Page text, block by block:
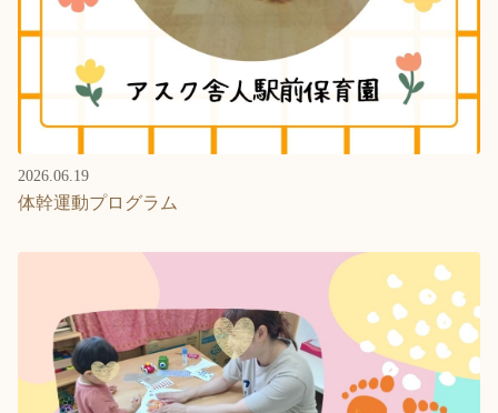
2026.06.19
体幹運動プログラム